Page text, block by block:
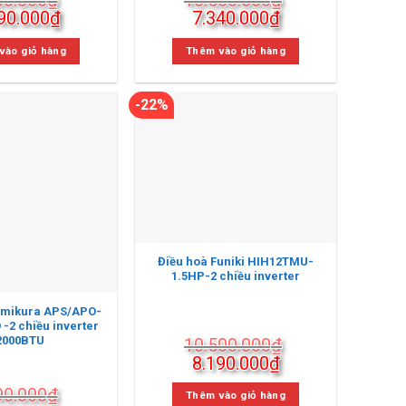
₫Giá
hiện
tại
là:
6.990.000₫.
giỏ hàng
Giá
gốc
là:
10.500.000₫.
7.340.000₫Giá
hiện
tại
là:
7.340.000₫.
Thêm vào giỏ hàng
APS/APO-
-2 chiều inverter
₫
-22%
Điều hoà Funiki HIH12TMU-
1.5HP-2 chiều inverter
10.500.000₫
Giá
gốc
là:
8.190.000₫Giá
hiện
tại
Thêm vào giỏ hàng